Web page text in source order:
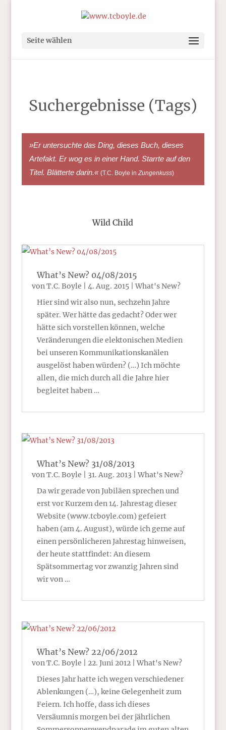
Seite wählen
Suchergebnisse (Tags)
»Er untersuchte das Ding, dieses Buch, dieses
Artefakt. Er wog es in einer Hand. Starrte auf den
Titel. Blätterte darin.« (T.C. Boyle in Zungenkuss)
Wild Child
What’s New? 04/08/2015
vonT.C. Boyle 4. Aug. 2015|What's New?
Hier sind wir also nun, sechzehn Jahre
später. Wer hätte das gedacht? Oder wer
hätte sich vorstellen können, welche
Veränderungen die elektonischen Medien
bei unseren Kommunikationskanälen
ausgelöst haben würden? (…) Ich möchte
allen, die mich durch all die Jahre hier
begleitet haben …
What’s New? 31/08/2013
vonT.C. Boyle 31. Aug. 2013 |What's New?
Da wir gerade von Jubiläen sprechen und
erst vor Kurzem den 14. Jahrestag dieser
Website (www.tcboyle.com) gefeiert
haben (am 4. August), würde ich gerne auf
einen persönlicheren Jahrestag hinweisen,
der heute stattfindet: An diesem
Spätsommertag vor zwanzig Jahren sind
wir von …
What’s New? 22/06/2012
vonT.C. Boyle 22. Juni 2012|What's New?
Dieses Jahr hatte ich wegen verschiedener
Ablenkungen (…), keine Gelegenheit zum
Feiern. Ich hoffe, dass ich dieses
Versäumnis morgen bei der jährlichen